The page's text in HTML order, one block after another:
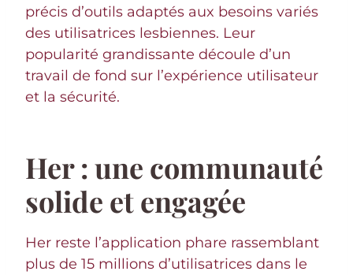
précis d’outils adaptés aux besoins variés
des utilisatrices lesbiennes. Leur
popularité grandissante découle d’un
travail de fond sur l’expérience utilisateur
et la sécurité.
Her : une communauté
solide et engagée
Her reste l’application phare rassemblant
plus de 15 millions d’utilisatrices dans le